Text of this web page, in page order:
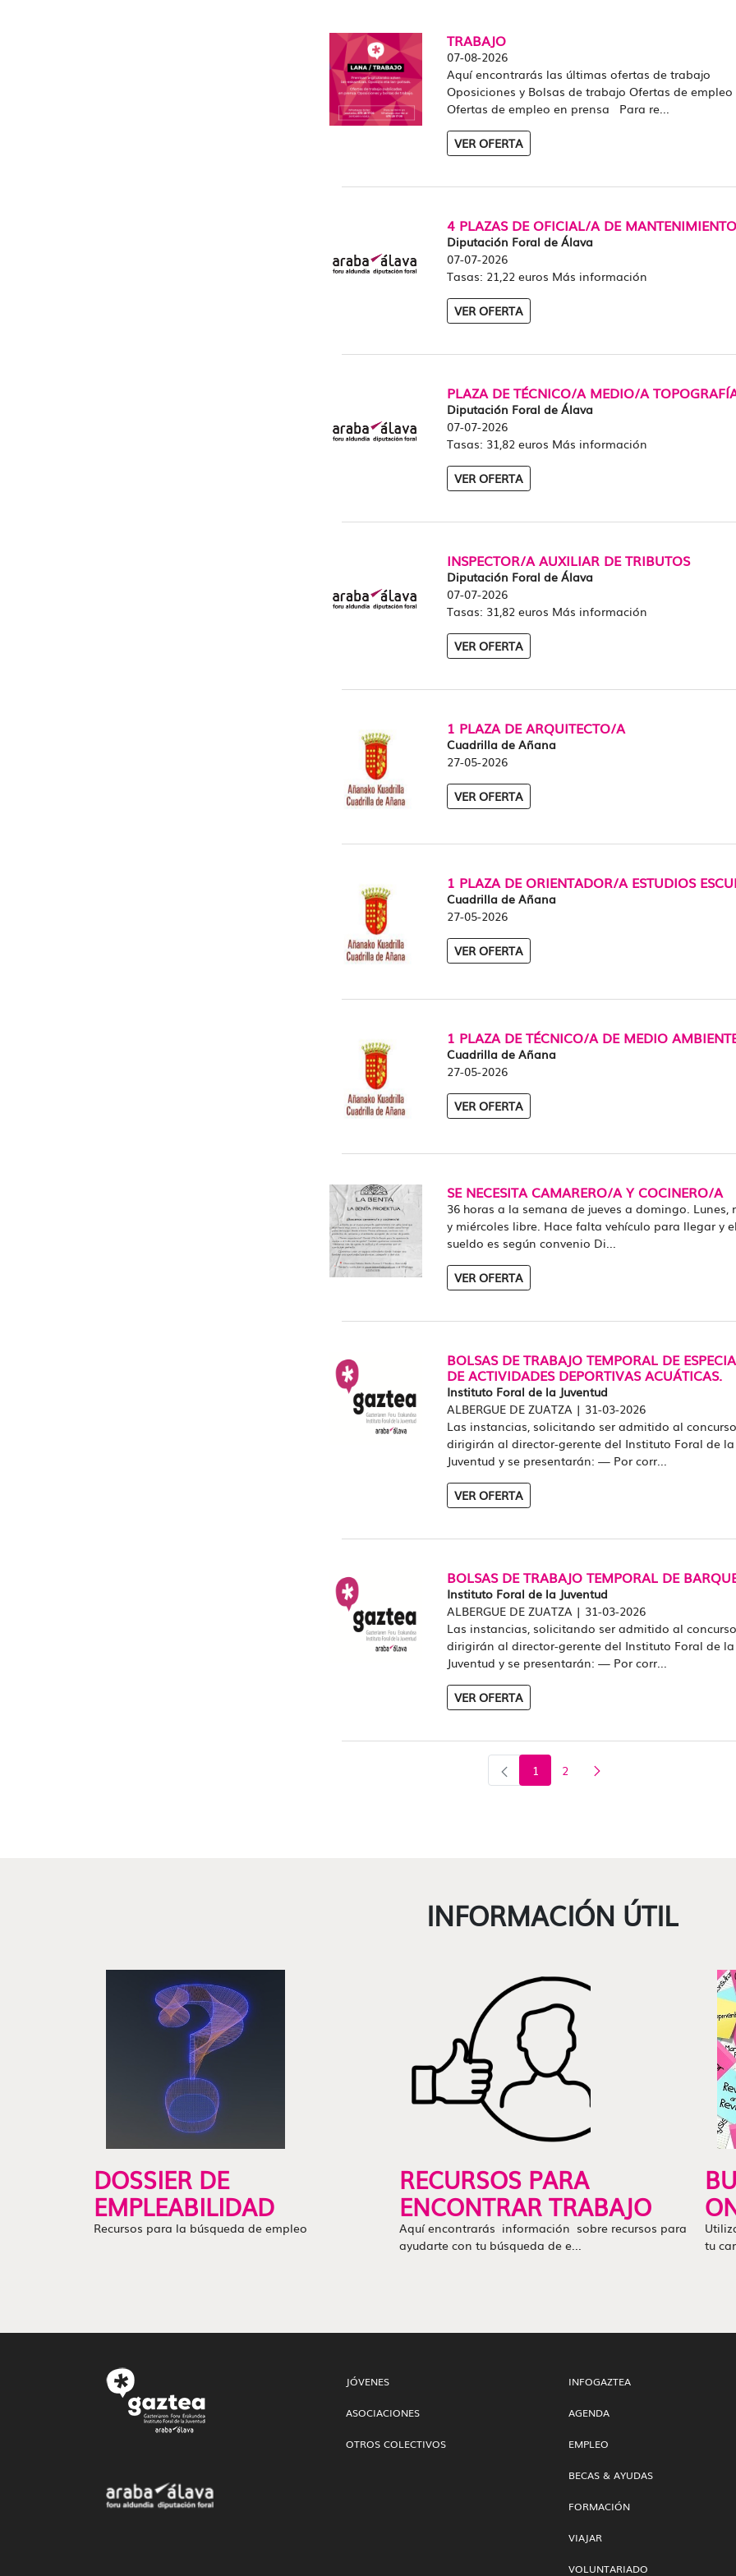
TRABAJO
07-08-2026
Aquí encontrarás las últimas ofertas de trabajo
Oposiciones y Bolsas de trabajo Ofertas de empleo
Ofertas de empleo en prensa Para re...
VER OFERTA
4 PLAZAS DE OFICIAL/A DE MANTENIMIENTO
Diputación Foral de Álava
07-07-2026
Tasas: 21,22 euros Más información
VER OFERTA
PLAZA DE TÉCNICO/A MEDIO/A
Diputación Foral de Álava
07-07-2026
Tasas: 31,82 euros Más información
VER OFERTA
INSPECTOR/A AUXILIAR DE TRIBUTOS
Diputación Foral de Álava
07-07-2026
Tasas: 31,82 euros Más información
VER OFERTA
1 PLAZA DE ARQUITECTO/A
Cuadrilla de Añana
27-05-2026
VER OFERTA
1 PLAZA DE ORIENTADOR/A ESTUDIOS
Cuadrilla de Añana
27-05-2026
VER OFERTA
1 PLAZA DE TÉCNICO/A DE MEDIO
Cuadrilla de Añana
27-05-2026
VER OFERTA
SE NECESITA CAMARERO/A Y COCINERO/A
36 horas a la semana de jueves a domingo. Lunes,
y miércoles libre. Hace falta vehículo para llegar y el
sueldo es según convenio Di...
VER OFERTA
BOLSAS DE TRABAJO TEMPORAL DE
DE ACTIVIDADES DEPORTIVAS ACUÁTICAS.
Instituto Foral de la Juventud
ALBERGUE DE ZUATZA | 31-03-2026
Las instancias, solicitando ser admitido al
dirigirán al director-gerente del Instituto Foral de la
Juventud y se presentarán: — Por corr...
VER OFERTA
BOLSAS DE TRABAJO TEMPORAL DE
Instituto Foral de la Juventud
ALBERGUE DE ZUATZA | 31-03-2026
Las instancias, solicitando ser admitido al
dirigirán al director-gerente del Instituto Foral de la
Juventud y se presentarán: — Por corr...
VER OFERTA
Página
1 Página
2
INFORMACIÓN ÚTIL
DOSSIER DE
EMPLEABILIDAD
Recursos para la búsqueda de empleo
RECURSOS PARA
ENCONTRAR TRABAJO
Aquí encontrarás información sobre recursos para
ayudarte con tu búsqueda de e...
tu
JÓVENES
ASOCIACIONES
OTROS COLECTIVOS
INFOGAZTEA
AGENDA
EMPLEO
BECAS & AYUDAS
FORMACIÓN
VIAJAR
VOLUNTARIADO